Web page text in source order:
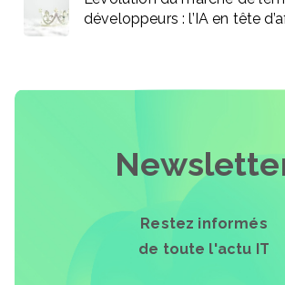
développeurs : l’IA en tête
Restez informés
de toute l'actu IT